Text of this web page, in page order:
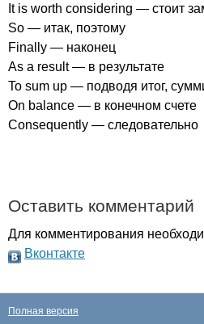
It is worth considering — стоит
So — итак, поэтому
Finally — наконец
As a result— в результате
To sum up — подводя итог,
On balance — в конечном счете
Consequently — следовательно
Оставить комментарий
Для комментирования
Вконтакте
Полная версия